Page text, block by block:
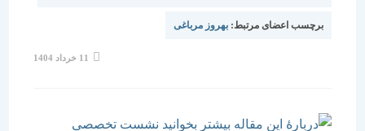
برچسب اعضای مرتبط: بهروز مرباغی